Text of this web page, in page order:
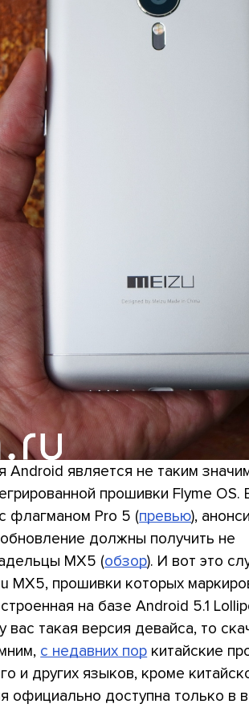
Android является не таким
прошивки Flyme OS.
флагманом Pro 5 (превью),
должны получить не
MX5 (обзор). И вот это
MX5, прошивки которых
на базе Android 5.1
такая версия девайса, то
с недавних пор китайские
и других языков, кроме
официально доступна только в